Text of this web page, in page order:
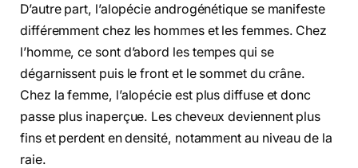
D’autre part, l’alopécie androgénétique se manifeste
différemment chez les hommes et les femmes. Chez
l’homme, ce sont d’abord les tempes qui se
dégarnissent puis le front et le sommet du crâne.
Chez la femme, l’alopécie est plus diffuse et donc
passe plus inaperçue. Les cheveux deviennent plus
fins et perdent en densité, notamment au niveau de la
raie.